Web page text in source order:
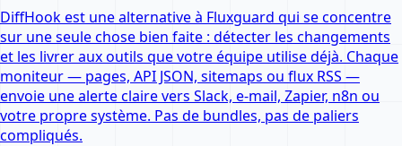
DiffHook est une alternative à Fluxguard qui se concentre
sur une seule chose bien faite : détecter les changements
et les livrer aux outils que votre équipe utilise déjà. Chaque
moniteur — pages, API JSON, sitemaps ou flux RSS —
envoie une alerte claire vers Slack, e-mail, Zapier, n8n ou
votre propre système. Pas de bundles, pas de paliers
compliqués.